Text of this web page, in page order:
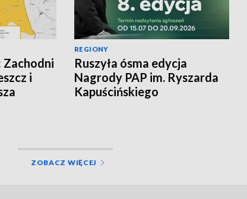
Zachodni
i
REGIONY
Ruszyła ósma edycja
Nagrody PAP im. Ryszarda
Kapuścińskiego
ZOBACZ WIĘCEJ